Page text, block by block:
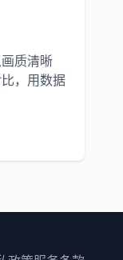
质清晰
，用数据